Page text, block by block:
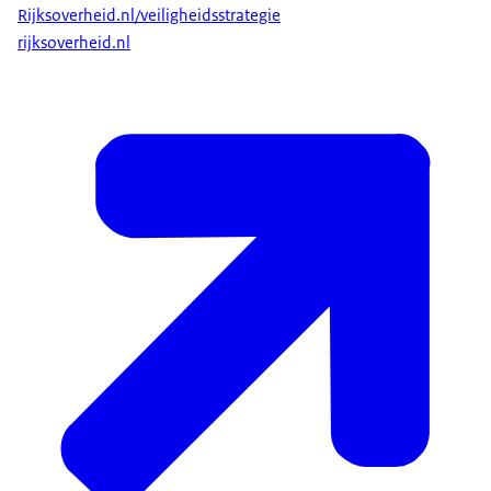
Dit zijn de uitgangspunten van de strategie. Zij
doen op nationale veiligheid. En het vormt de
kapstok voor hoe dit vervolgens wordt
moedwillige dreigingen, altijd in samenhang
Wij kijken verder dan onze eigen grenzen.
Buitenlandse en binnenlandse veiligheid zijn
onlosmakelijk met elkaar verbonden.
Dreigingen starten of stoppen niet bij onze
grenzen.
De strategie biedt de koers voor het hele
Koninkrijk. Maar houdt oog voor de verschillen.
En met behoud van ieders eigen
Rijksoverheid.nl/veiligheidsstrategie
rijksoverheid.nl